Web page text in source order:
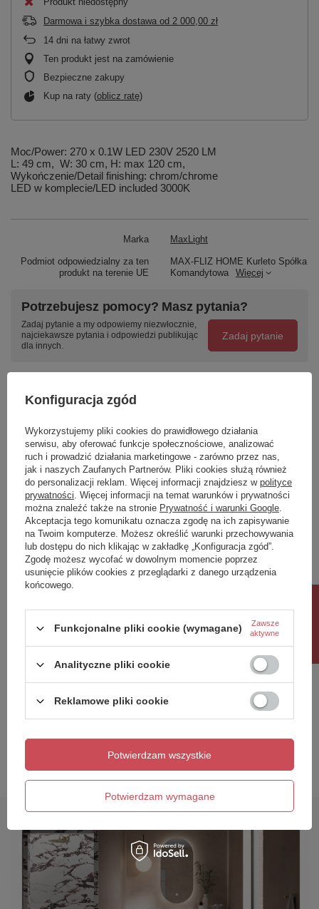
Darmowa i szybka dostawa od 2 000,00 zł
14 dni na łatwy zwrot
Ten produkt jest na zamówienie
Bezpieczne zakupy
Kup na raty (oblicz ratę)
Moc/Power: 270 x 0.1W LED 230V 2520 LM
L: 49 cm, W: 30 cm, H: max 120 cm,
Wykończenie/Detail finishing: chrom/chrome
LED w komplecie/LED included 3000K
Marka MaxLight
Podmiot odpowiedzialny za ten
produkt na terenie UE
MAX-FLIZ HOME Kurleto Spółka
Komandytowa
Więcej
Potrzebujesz pomocy? Masz pytania?
Zadaj pytanie a my odpowiemy niezwłocznie,
najciekawsze pytania i odpowiedzi publikując
dla innych.
Zadaj pytanie
Napisz swoją opinię
Twoja ocena:
5/5
Treść twojej opinii
Dodaj własne zdjęcie produktu:
Twoje imię
Twój email
Konfiguracja zgód
Wykorzystujemy pliki cookies do prawidłowego działania
serwisu, aby oferować funkcje społecznościowe, analizować
ruch i prowadzić działania marketingowe - zarówno przez nas,
jak i naszych Zaufanych Partnerów. Pliki cookies służą również
do personalizacji reklam. Więcej informacji znajdziesz w polityce
prywatności . Więcej informacji na temat warunków i prywatności
można znaleźć także na stronie Prywatność i warunki Google
Akceptacja tego komunikatu oznacza zgodę na ich zapisywanie
na Twoim komputerze. Możesz określić warunki przechowywania
lub dostępu do nich klikając w zakładkę „Konfiguracja zgód”.
Zgodę możesz wycofać w dowolnym momencie poprzez
usunięcie plików cookies z przeglądarki z danego urządzenia
końcowego.
Funkcjonalne pliki cookie (wymagane)
Zawsze
aktywne
Analityczne pliki cookie
Reklamowe pliki cookie
Potwierdzam wymagane
Potwierdzam wszystkie